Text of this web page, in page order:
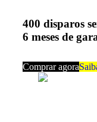
400 disparos
6 meses de
Comprar agora